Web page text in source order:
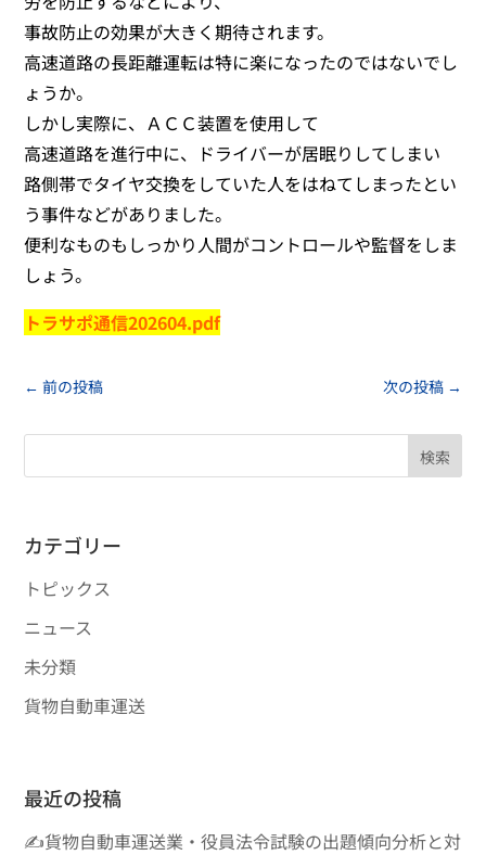
事故防止の効果が大きく期待されます。
高速道路の長距離運転は特に楽になったのではないでし
ょうか。
しかし実際に、ＡＣＣ装置を使用して
高速道路を進行中に、ドライバーが居眠りしてしまい
路側帯でタイヤ交換をしていた人をはねてしまったとい
う事件などがありました。
便利なものもしっかり人間がコントロールや監督をしま
しょう。
トラサポ通信202604.pdf
←前の投稿 次の投稿→
検索
カテゴリー
トピックス
ニュース
未分類
貨物自動車運送
最近の投稿
✍貨物自動車運送業・役員法令試験の出題傾向分析と対